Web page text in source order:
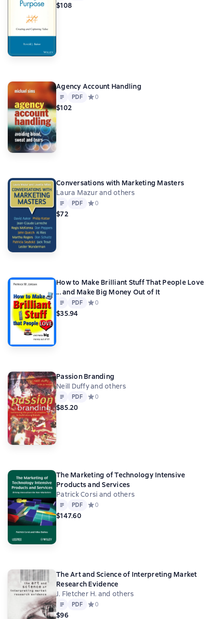
$108
Agency Account Handling
Text PDF
PDF Средний рейтинг 0 на основе 0 оценок
0
$102
Conversations with Marketing Masters
Laura Mazur and others
Text PDF
PDF Средний рейтинг 0 на основе 0 оценок
0
$72
How to Make Brilliant Stuff That People Love
... and Make Big Money Out of It
Text PDF
PDF Средний рейтинг 0 на основе 0 оценок
0
$35.94
Passion Branding
Neill Duffy and others
Text PDF
PDF Средний рейтинг 0 на основе 0 оценок
0
$85.20
The Marketing of Technology Intensive
Products and Services
Patrick Corsi and others
Text PDF
PDF Средний рейтинг 0 на основе 0 оценок
0
$147.60
The Art and Science of Interpreting Market
Research Evidence
J. Fletcher H. and others
Text PDF
PDF Средний рейтинг 0 на основе 0 оценок
0
$96